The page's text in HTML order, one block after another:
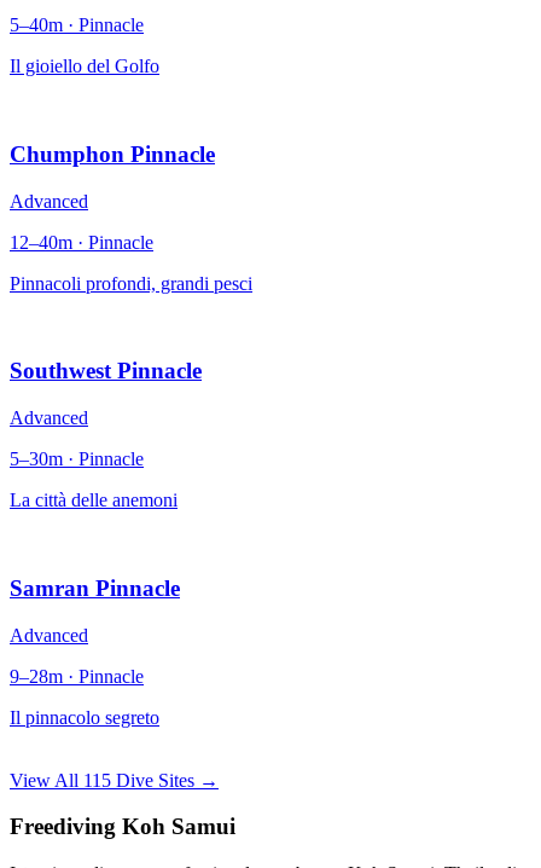
5–40m · Pinnacle
Il gioiello del Golfo
Chumphon Pinnacle
Advanced
12–40m · Pinnacle
Pinnacoli profondi, grandi pesci
Southwest Pinnacle
Advanced
5–30m · Pinnacle
La città delle anemoni
Samran Pinnacle
Advanced
9–28m · Pinnacle
Il pinnacolo segreto
View All 115 Dive Sites →
Freediving Koh Samui